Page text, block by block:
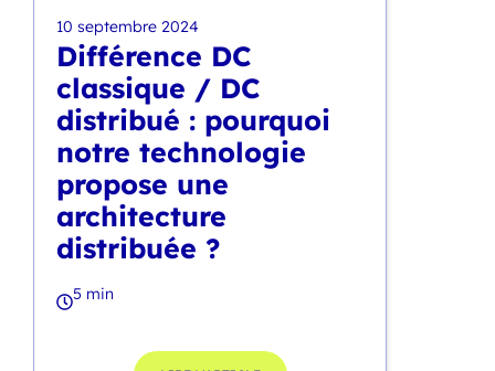
10 septembre 2024
Différence DC
classique / DC
distribué : pourquoi
notre technologie
propose une
architecture
distribuée ?
5 min